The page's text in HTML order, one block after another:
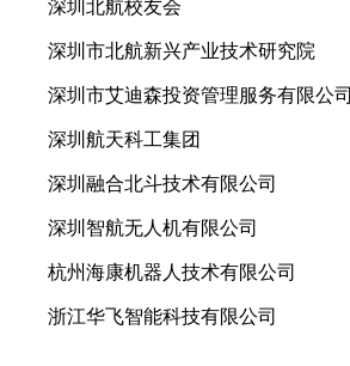
深圳北航校友会
深圳市北航新兴产业技术研究院
深圳市艾迪森投资管理服务有限公司
深圳航天科工集团
深圳融合北斗技术有限公司
深圳智航无人机有限公司
杭州海康机器人技术有限公司
浙江华飞智能科技有限公司